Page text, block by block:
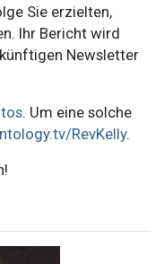
Sie erzielten,
Ihr Bericht wird
Newsletter
. Um eine solche
RevKelly.